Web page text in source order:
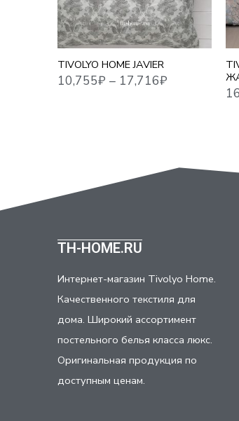
TIVOLYO HOME JAVIER
ЕВРО MAXI
СЕМЕЙНЫЙ
TH-HOME.RU
Интернет-магазин Tivolyo Home.
Качественного текстиля для
дома. Широкий ассортимент
постельного белья класса люкс.
Оригинальная продукция по
доступным ценам.